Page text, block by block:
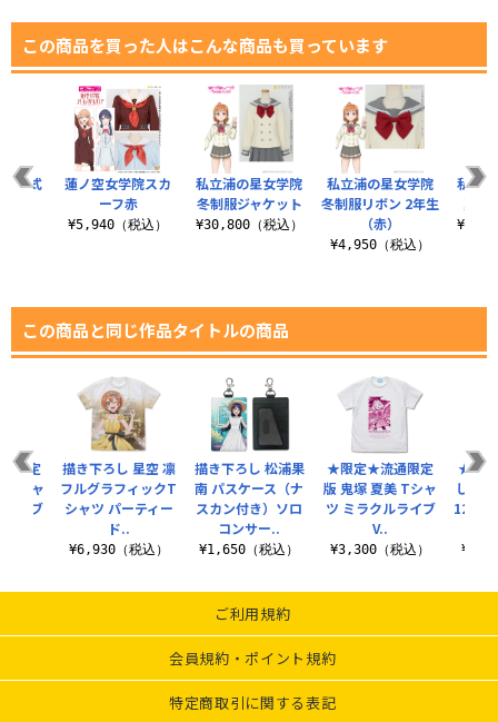
この商品を買った人はこんな商品も買っています
私立浦の星女学院
冬制服ジャケット
¥30,800（税込）
私立浦の星女学院
冬制服リボン 2年生
（赤）
¥4,950（税込）
私立
夏制
着式
蓮ノ空女学院スカ
ーフ赤
¥5,940（税込）
この商品と同じ作品タイトルの商品
描き下ろし 松浦果
南 パスケース（ナ
スカン付き）ソロ
コンサー..
¥1,650（税込）
★限定★流通限定
版 鬼塚 夏美 Tシャ
ツ ミラクルライブ
V..
¥3,300（税込）
★限
し ミ
限定
Tシャ
イブ
描き下ろし 星空 凛
フルグラフィックT
シャツ パーティー
ド..
¥6,930（税込）
ご利用規約
会員規約・ポイント規約
特定商取引に関する表記